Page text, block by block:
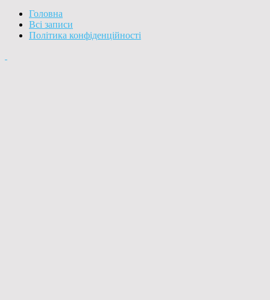
Головна
Всі записи
Політика конфіденційності